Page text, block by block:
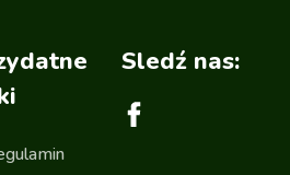
Sledź nas: